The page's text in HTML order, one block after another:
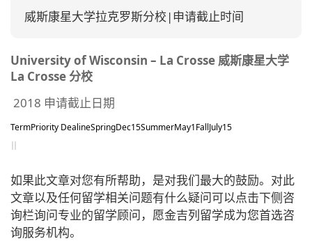
威斯康星大学拉克罗斯分校|申请截止时间
University of Wisconsin – La Crosse 威斯康星大学
La Crosse 分校
2018 申请截止日期
TermPriority DealineSpringDec15SummerMay1FallJuly15
如果此文章对您有所帮助，是对我们最大的鼓励。对此
文章以及任何留学相关问题有什么疑问可以点击下侧咨
询栏询问专业的留学顾问，愿金吉列留学成为您首选咨
询服务机构。